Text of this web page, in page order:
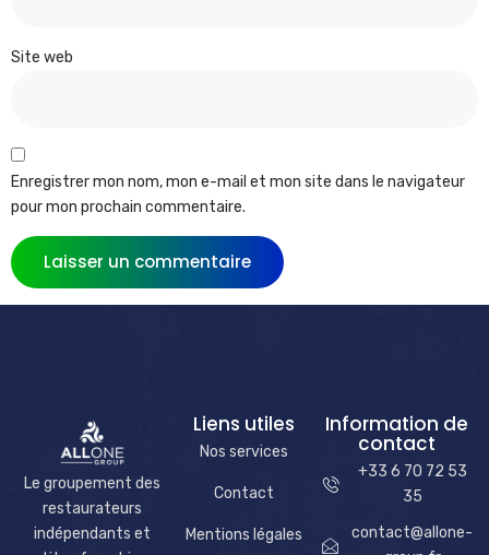
Site web
Enregistrer mon nom, mon e-mail et mon site dans le navigateur
pour mon prochain commentaire.
Le groupement des
restaurateurs
indépendants et
Liens utiles
Nos services
Contact
Mentions légales
Information de
contact
+33 6 70 72 53
35
contact@allone-